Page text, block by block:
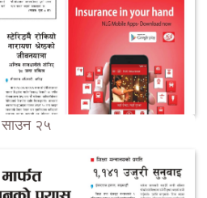
साउन २५